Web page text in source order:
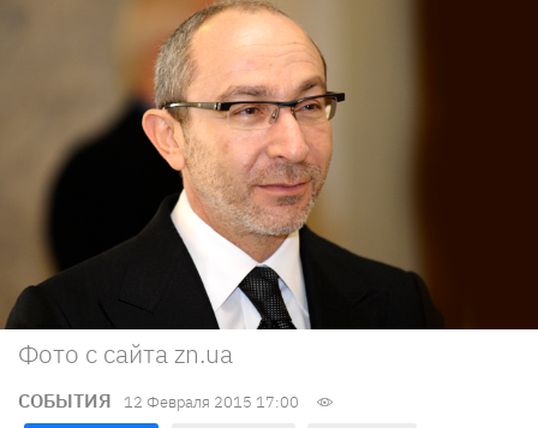
Фото с сайта zn.ua
СОБЫТИЯ 12 Февраля 2015 17:00